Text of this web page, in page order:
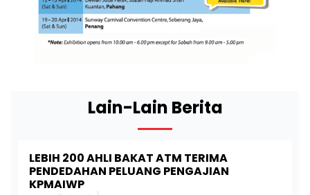
Lain-Lain Berita
LEBIH 200 AHLI BAKAT ATM TERIMA
PENDEDAHAN PELUANG PENGAJIAN
KPMAIWP